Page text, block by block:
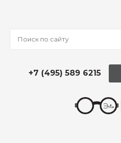
+7 (495) 589 6215